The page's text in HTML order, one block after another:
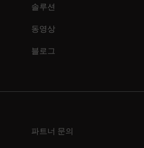
솔루션
동영상
블로그
파트너 문의